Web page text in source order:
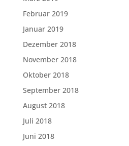
Februar 2019
Januar 2019
Dezember 2018
November 2018
Oktober 2018
September 2018
August 2018
Juli 2018
Juni 2018